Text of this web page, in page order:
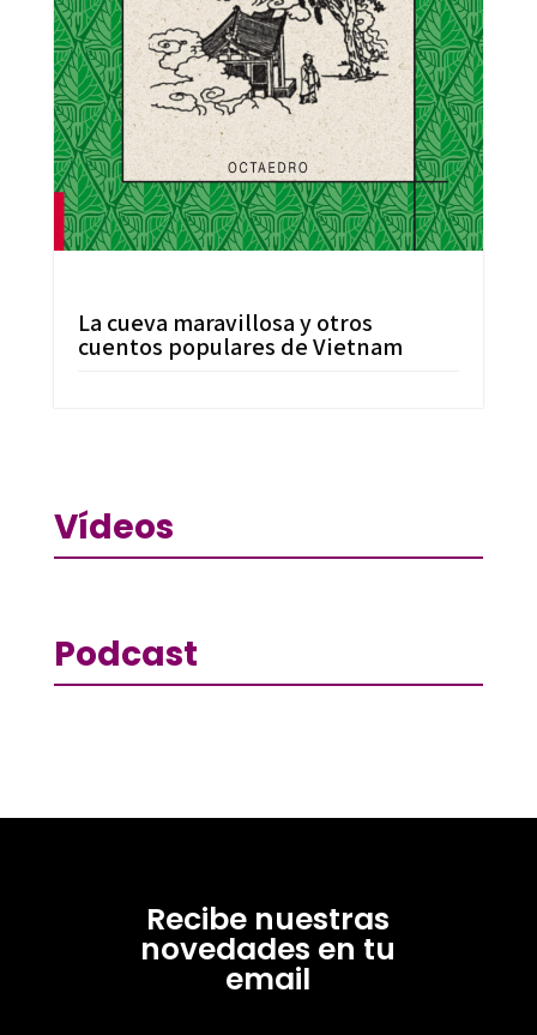
La cueva maravillosa y otros
cuentos populares de Vietnam
Vídeos
Podcast
Recibe nuestras
novedades en tu
email